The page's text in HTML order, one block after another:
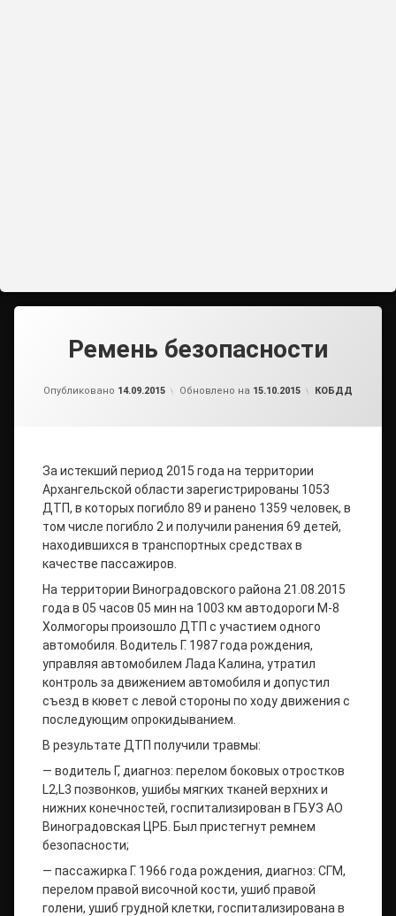
Ремень безопасности
Опубликовано 14.09.2015 Обновлено на 15.10.2015 Рубрики:
КОБДД
За истекший период 2015 года на территории
Архангельской области зарегистрированы 1053
ДТП, в которых погибло 89 и ранено 1359 человек, в
том числе погибло 2 и получили ранения 69 детей,
находившихся в транспортных средствах в
качестве пассажиров.
На территории Виноградовского района 21.08.2015
года в 05 часов 05 мин на 1003 км автодороги М-8
Холмогоры произошло ДТП с участием одного
автомобиля. Водитель Г. 1987 года рождения,
управляя автомобилем Лада Калина, утратил
контроль за движением автомобиля и допустил
съезд в кювет с левой стороны по ходу движения с
последующим опрокидыванием.
В результате ДТП получили травмы:
— водитель Г, диагноз: перелом боковых отростков
L2,L3 позвонков, ушибы мягких тканей верхних и
нижних конечностей, госпитализирован в ГБУЗ АО
Виноградовская ЦРБ. Был пристегнут ремнем
безопасности;
— пассажирка Г. 1966 года рождения, диагноз: СГМ,
перелом правой височной кости, ушиб правой
голени, ушиб грудной клетки, госпитализирована в